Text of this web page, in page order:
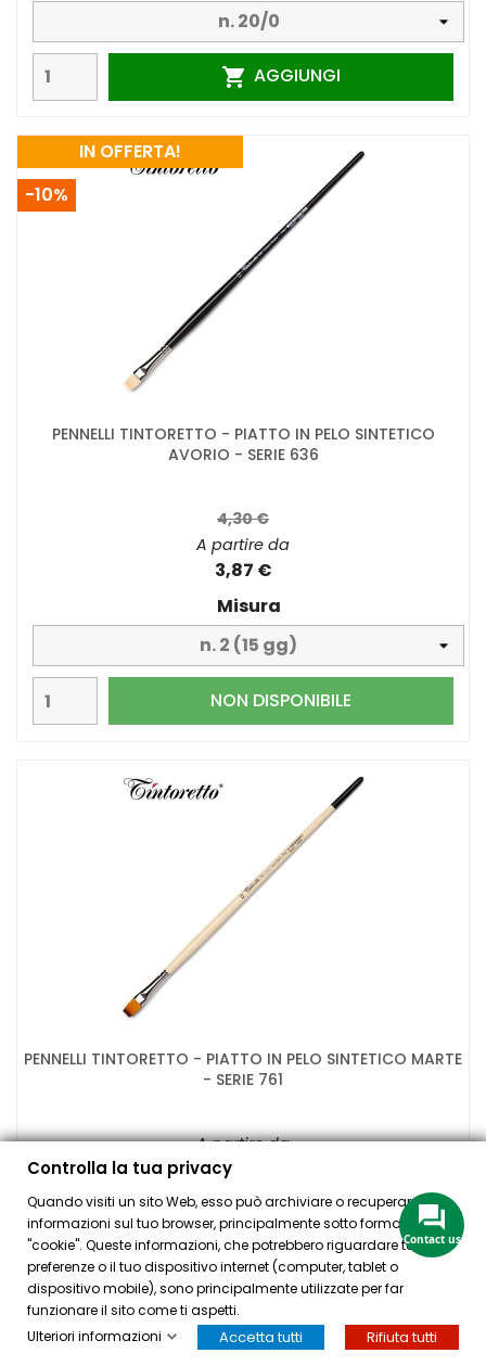
 AGGIUNGI
PENNELLI TINTORETTO - PIATTO IN PELO SINTETICO
AVORIO - SERIE 636
4,30 €
A partire da
3,87 €
Misura
NON DISPONIBILE
IN OFFERTA!
-10%
PENNELLI TINTORETTO - PIATTO IN PELO SINTETICO MARTE
- SERIE 761
A partire da
3,60 €
Misura
 AGGIUNGI
HOME ACCOUNT CASSA CERCA
Controlla la tua privacy
Quando visiti un sito Web, esso può archiviare o recuperare
informazioni sul tuo browser, principalmente sotto forma di
"cookie". Queste informazioni, che potrebbero riguardare te, le tue
preferenze o il tuo dispositivo internet (computer, tablet o
dispositivo mobile), sono principalmente utilizzate per far
funzionare il sito come ti aspetti.
Ulteriori informazioni
Accetta tutti Rifiuta tutti
Contact us